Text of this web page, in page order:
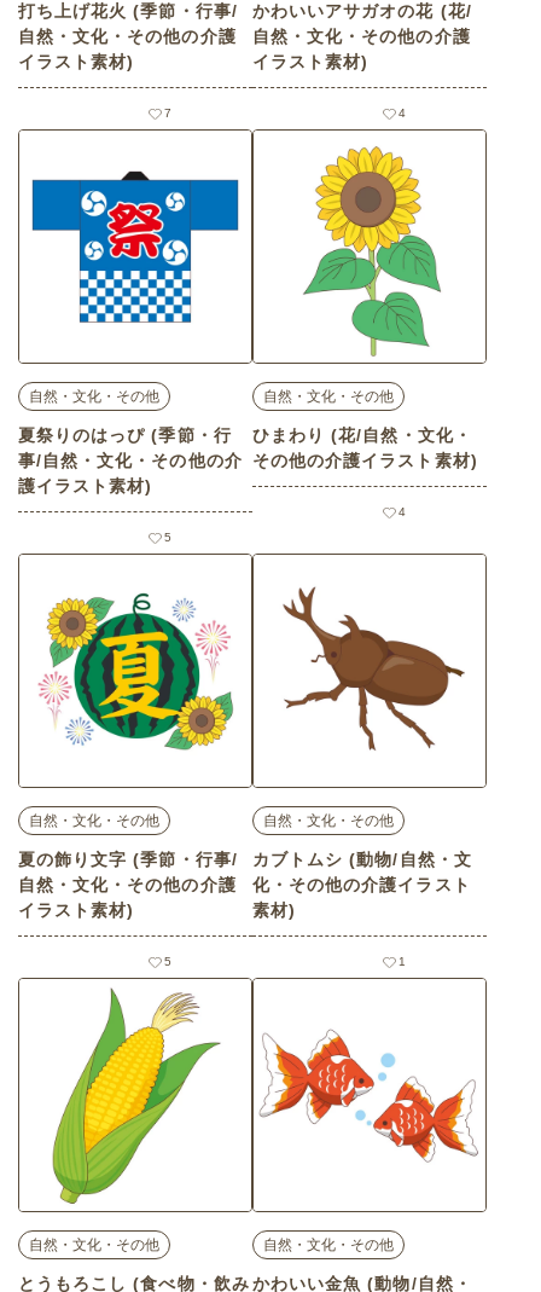
打ち上げ花火 (季節・行事/
自然・文化・その他の介護
イラスト素材)
7
かわいいアサガオの花 (花/
自然・文化・その他の介護
イラスト素材)
4
自然・文化・その他
夏祭りのはっぴ (季節・行
事/自然・文化・その他の介
護イラスト素材)
5
自然・文化・その他
ひまわり (花/自然・文化・
その他の介護イラスト素材)
4
自然・文化・その他
夏の飾り文字 (季節・行事/
自然・文化・その他の介護
イラスト素材)
5
自然・文化・その他
カブトムシ (動物/自然・文
化・その他の介護イラスト
素材)
1
自然・文化・その他
とうもろこし (食べ物・飲み
自然・文化・その他
かわいい金魚 (動物/自然・